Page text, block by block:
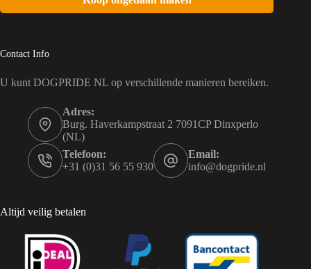
Contact Info
U kunt DOGPRIDE NL op verschillende manieren bereiken.
Adres:
Burg. Haverkampstraat 2 7091CP Dinxperlo
(NL)
Telefoon:
+31 (0)31 56 55 930
Email:
info@dogpride.nl
Altijd veilig betalen